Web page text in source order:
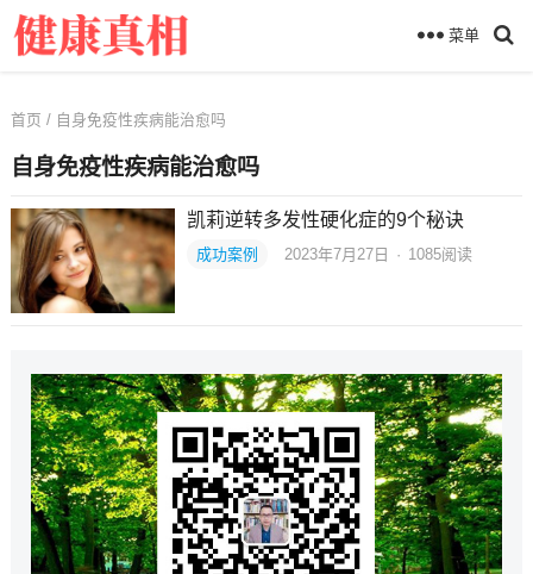
菜单
首页 / 自身免疫性疾病能治愈吗
自身免疫性疾病能治愈吗
凯莉逆转多发性硬化症的9个秘诀
成功案例 2023年7月27日 · 1085阅读